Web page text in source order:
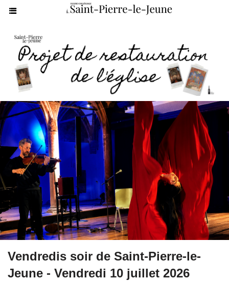
Vendredis soir de Saint-Pierre-le-
Jeune - Vendredi 10 juillet 2026